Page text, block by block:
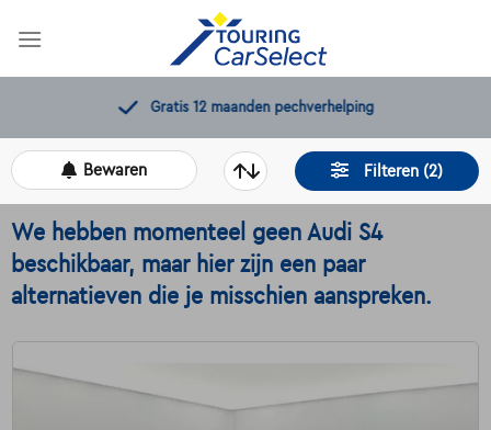
Gratis 12 maanden pechverhelping
Filteren (2)
Bewaren
We hebben momenteel geen Audi S4
beschikbaar, maar hier zijn een paar
alternatieven die je misschien aanspreken.